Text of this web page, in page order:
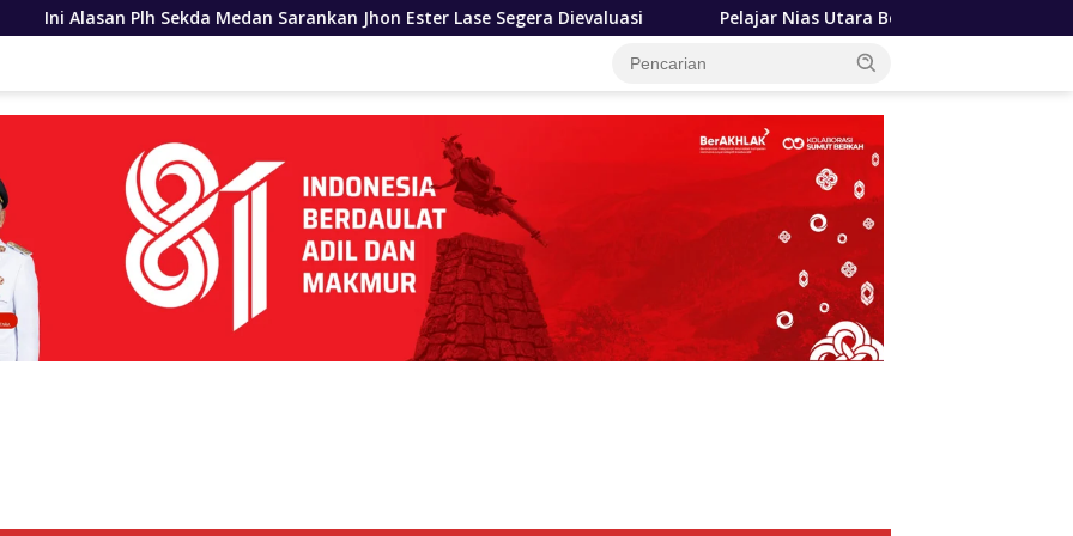
Medan Sarankan Jhon Ester Lase Segera Dievaluasi Pelajar Nias Utara Bersyukur Program Sekolah Gratis Gubernur